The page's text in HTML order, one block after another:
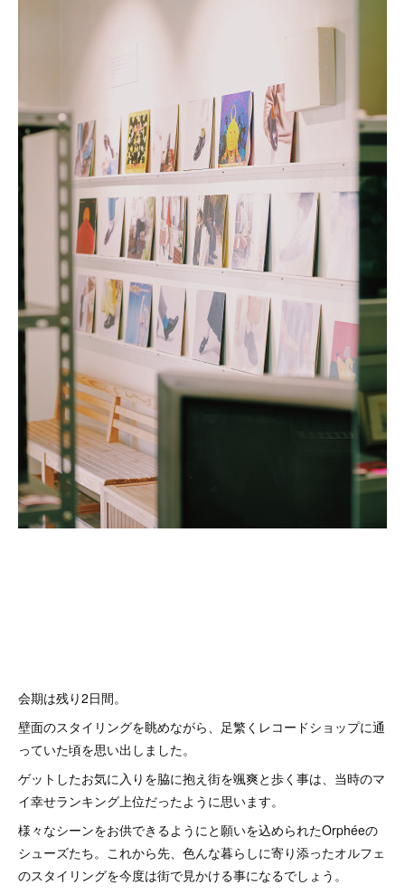
会期は残り2日間。
壁面のスタイリングを眺めながら、足繁くレコードショップに通
っていた頃を思い出しました。
ゲットしたお気に入りを脇に抱え街を颯爽と歩く事は、当時のマ
イ幸せランキング上位だったように思います。
様々なシーンをお供できるようにと願いを込められたOrphéeの
シューズたち。これから先、色んな暮らしに寄り添ったオルフェ
のスタイリングを今度は街で見かける事になるでしょう。